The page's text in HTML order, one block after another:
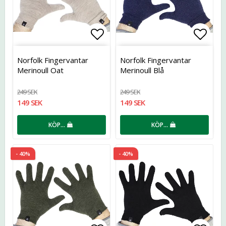
Lägg till i favoritlistan
Norfolk Fingervantar
Merinoull Oat
249 SEK
149 SEK
KÖP…
Norfolk Fingervantar
Merinoull Blå
249 SEK
149 SEK
KÖP…
- 40% - 40%